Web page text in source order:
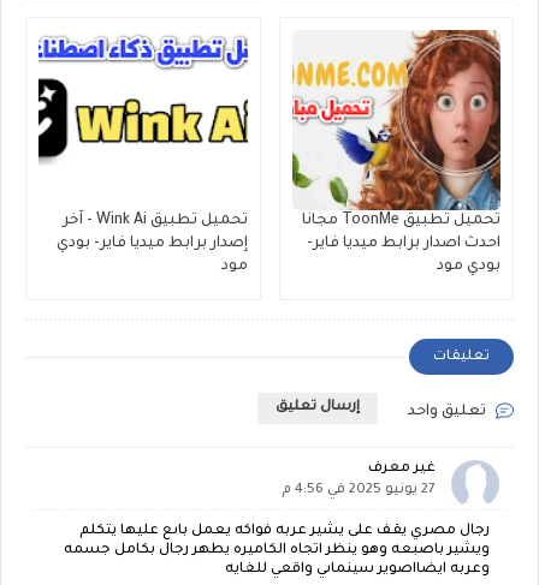
تحميل تطبيق ToonMe مجانا
احدث اصدار برابط ميديا فاير-
بودي مود
تحميل تطبيق Wink Ai - آخر
إصدار برابط ميديا فاير- بودي
مود
تعليقات
تعليق واحد إرسال تعليق
غير معرف
27 يونيو 2025 في 4:56 م
رجال مصري يقف على يشير عربه فواكه يعمل باىع عليها يتكلم
ويشير باصبعه وهو ينظر اتجاه الكاميره يطهر رجال بكامل جسمه
وعربه ايضااصوير سينماىي واقعي للغايه